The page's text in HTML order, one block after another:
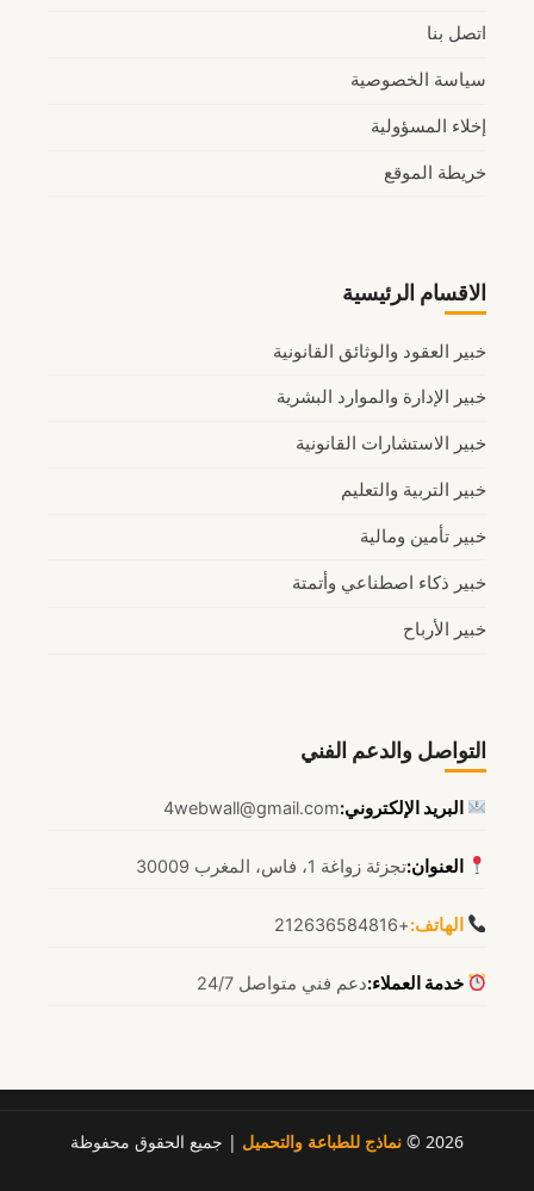
اتصل بنا
سياسة الخصوصية
إخلاء المسؤولية
خريطة الموقع
الاقسام الرئيسية
خبير العقود والوثائق القانونية
خبير الإدارة والموارد البشرية
خبير الاستشارات القانونية
خبير التربية والتعليم
خبير تأمين ومالية
خبير ذكاء اصطناعي وأتمتة
خبير الأرباح
التواصل والدعم الفني
البريد الإلكتروني:4webwall@gmail.com
العنوان:تجزئة زواغة 1، فاس، المغرب 30009
الهاتف:+212636584816
خدمة العملاء:دعم فني متواصل 24/7
2026 © نماذج للطباعة والتحميل | جميع الحقوق محفوظة